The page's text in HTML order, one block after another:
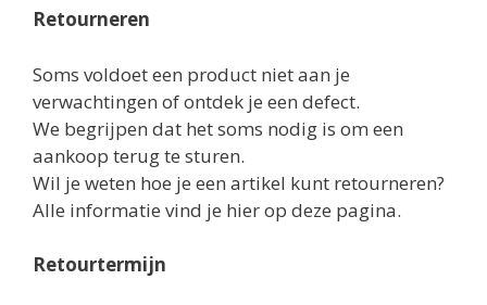
Retourneren
Soms voldoet een product niet aan je
verwachtingen of ontdek je een defect.
We begrijpen dat het soms nodig is om een
aankoop terug te sturen.
Wil je weten hoe je een artikel kunt retourneren?
Alle informatie vind je hier op deze pagina.
Retourtermijn